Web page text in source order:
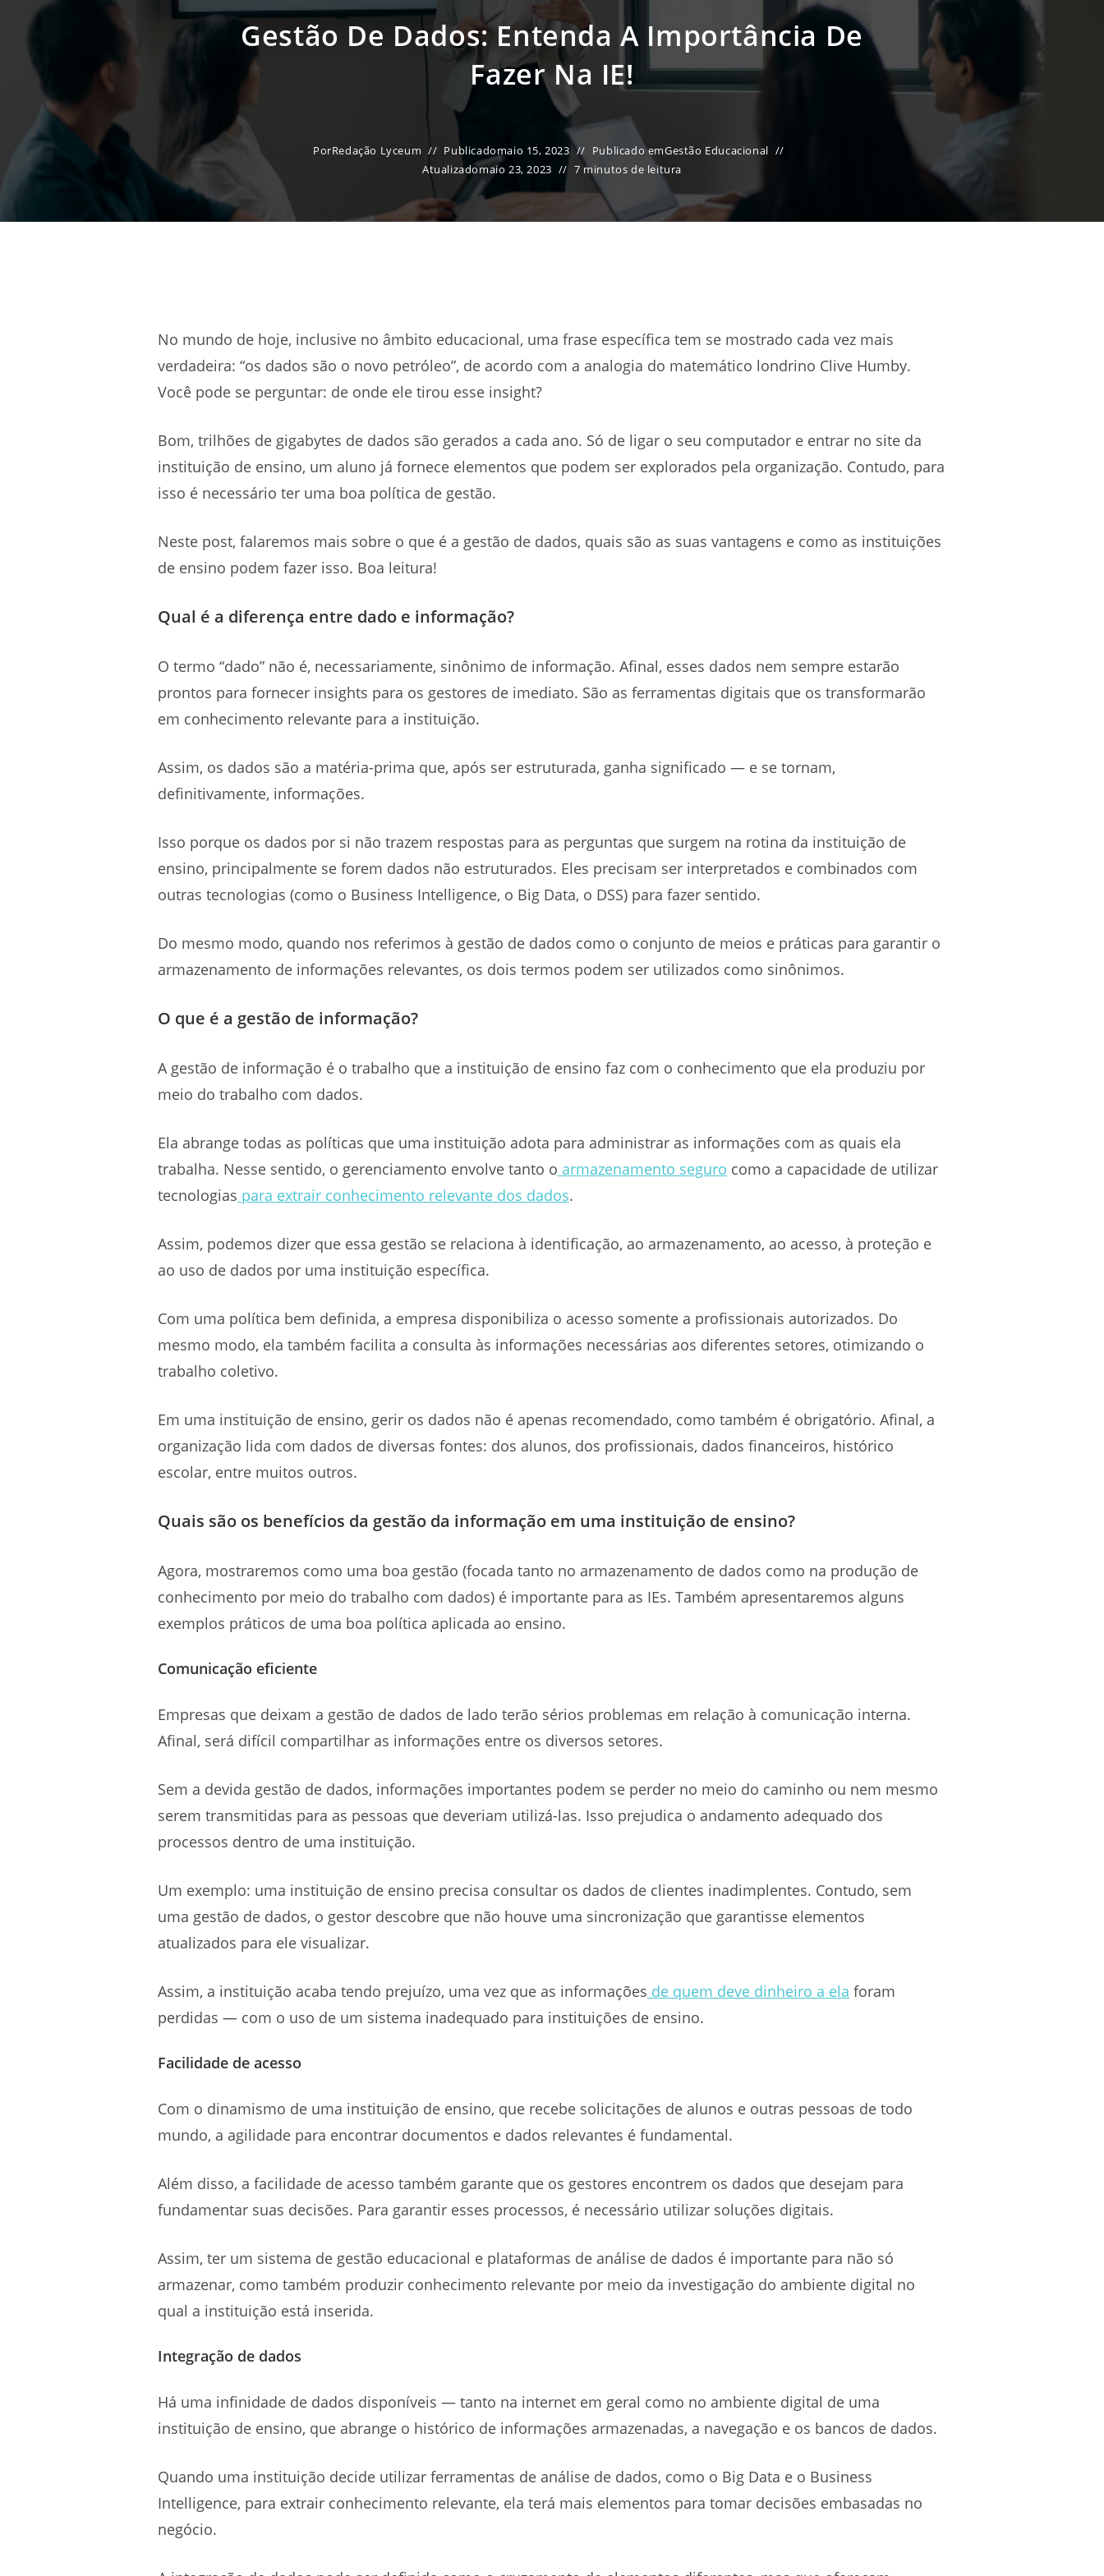
Gestão De Dados: Entenda A Importância De
Fazer Na IE!
PorRedação Lyceum Publicadomaio 15, 2023 Publicado emGestão Educacional
Atualizadomaio 23, 2023 7 minutos de leitura
No mundo de hoje, inclusive no âmbito educacional, uma frase específica tem se mostrado cada vez mais
verdadeira: “os dados são o novo petróleo”, de acordo com a analogia do matemático londrino Clive Humby.
Você pode se perguntar: de onde ele tirou esse insight?
Bom, trilhões de gigabytes de dados são gerados a cada ano. Só de ligar o seu computador e entrar no site da
instituição de ensino, um aluno já fornece elementos que podem ser explorados pela organização. Contudo, para
isso é necessário ter uma boa política de gestão.
Neste post, falaremos mais sobre o que é a gestão de dados, quais são as suas vantagens e como as instituições
de ensino podem fazer isso. Boa leitura!
Qual é a diferença entre dado e informação?
O termo “dado” não é, necessariamente, sinônimo de informação. Afinal, esses dados nem sempre estarão
prontos para fornecer insights para os gestores de imediato. São as ferramentas digitais que os transformarão
em conhecimento relevante para a instituição.
Assim, os dados são a matéria-prima que, após ser estruturada, ganha significado — e se tornam,
definitivamente, informações.
Isso porque os dados por si não trazem respostas para as perguntas que surgem na rotina da instituição de
ensino, principalmente se forem dados não estruturados. Eles precisam ser interpretados e combinados com
outras tecnologias (como o Business Intelligence, o Big Data, o DSS) para fazer sentido.
Do mesmo modo, quando nos referimos à gestão de dados como o conjunto de meios e práticas para garantir o
armazenamento de informações relevantes, os dois termos podem ser utilizados como sinônimos.
O que é a gestão de informação?
A gestão de informação é o trabalho que a instituição de ensino faz com o conhecimento que ela produziu por
meio do trabalho com dados.
Ela abrange todas as políticas que uma instituição adota para administrar as informações com as quais ela
trabalha. Nesse sentido, o gerenciamento envolve tanto o armazenamento seguro como a capacidade de utilizar
tecnologias para extrair conhecimento relevante dos dados.
Assim, podemos dizer que essa gestão se relaciona à identificação, ao armazenamento, ao acesso, à proteção e
ao uso de dados por uma instituição específica.
Com uma política bem definida, a empresa disponibiliza o acesso somente a profissionais autorizados. Do
mesmo modo, ela também facilita a consulta às informações necessárias aos diferentes setores, otimizando o
trabalho coletivo.
Em uma instituição de ensino, gerir os dados não é apenas recomendado, como também é obrigatório. Afinal, a
organização lida com dados de diversas fontes: dos alunos, dos profissionais, dados financeiros, histórico
escolar, entre muitos outros.
Quais são os benefícios da gestão da informação em uma instituição de ensino?
Agora, mostraremos como uma boa gestão (focada tanto no armazenamento de dados como na produção de
conhecimento por meio do trabalho com dados) é importante para as IEs. Também apresentaremos alguns
exemplos práticos de uma boa política aplicada ao ensino.
Comunicação eficiente
Empresas que deixam a gestão de dados de lado terão sérios problemas em relação à comunicação interna.
Afinal, será difícil compartilhar as informações entre os diversos setores.
Sem a devida gestão de dados, informações importantes podem se perder no meio do caminho ou nem mesmo
serem transmitidas para as pessoas que deveriam utilizá-las. Isso prejudica o andamento adequado dos
processos dentro de uma instituição.
Um exemplo: uma instituição de ensino precisa consultar os dados de clientes inadimplentes. Contudo, sem
uma gestão de dados, o gestor descobre que não houve uma sincronização que garantisse elementos
atualizados para ele visualizar.
Assim, a instituição acaba tendo prejuízo, uma vez que as informações de quem deve dinheiro a ela foram
perdidas — com o uso de um sistema inadequado para instituições de ensino.
Facilidade de acesso
Com o dinamismo de uma instituição de ensino, que recebe solicitações de alunos e outras pessoas de todo
mundo, a agilidade para encontrar documentos e dados relevantes é fundamental.
Além disso, a facilidade de acesso também garante que os gestores encontrem os dados que desejam para
fundamentar suas decisões. Para garantir esses processos, é necessário utilizar soluções digitais.
Assim, ter um sistema de gestão educacional e plataformas de análise de dados é importante para não só
armazenar, como também produzir conhecimento relevante por meio da investigação do ambiente digital no
qual a instituição está inserida.
Integração de dados
Há uma infinidade de dados disponíveis — tanto na internet em geral como no ambiente digital de uma
instituição de ensino, que abrange o histórico de informações armazenadas, a navegação e os bancos de dados.
Quando uma instituição decide utilizar ferramentas de análise de dados, como o Big Data e o Business
Intelligence, para extrair conhecimento relevante, ela terá mais elementos para tomar decisões embasadas no
negócio.